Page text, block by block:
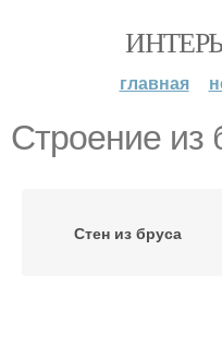
главная
Строение из
Стен из бруса